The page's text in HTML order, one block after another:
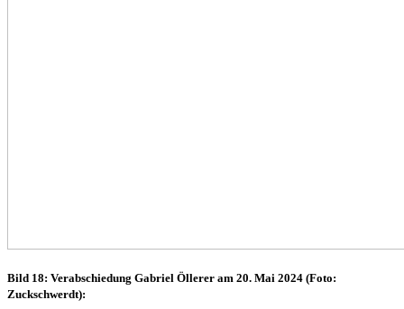
Bild 18: Verabschiedung Gabriel Öllerer am 20. Mai 2024 (Foto:
Zuckschwerdt):